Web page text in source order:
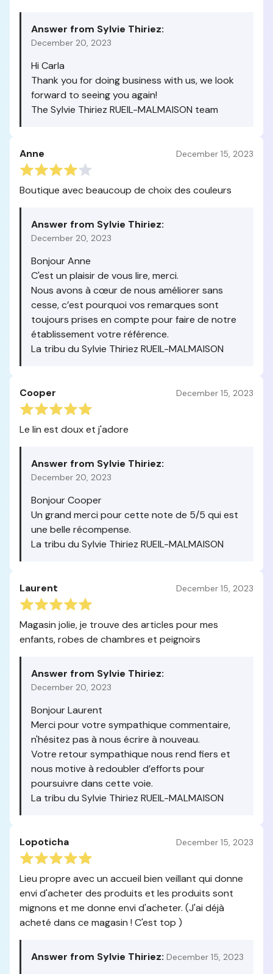
Answer from Sylvie Thiriez:
December 20, 2023
Hi Carla
Thank you for doing business with us, we look
forward to seeing you again!
The Sylvie Thiriez RUEIL-MALMAISON team
Anne December 15, 2023
Boutique avec beaucoup de choix des couleurs
Answer from Sylvie Thiriez:
December 20, 2023
Bonjour Anne
C'est un plaisir de vous lire, merci.
Nous avons à cœur de nous améliorer sans
cesse, c’est pourquoi vos remarques sont
toujours prises en compte pour faire de notre
établissement votre référence.
La tribu du Sylvie Thiriez RUEIL-MALMAISON
Cooper December 15, 2023
Le lin est doux et j'adore
Answer from Sylvie Thiriez:
December 20, 2023
Bonjour Cooper
Un grand merci pour cette note de 5/5 qui est
une belle récompense.
La tribu du Sylvie Thiriez RUEIL-MALMAISON
Laurent December 15, 2023
Magasin jolie, je trouve des articles pour mes
enfants, robes de chambres et peignoirs
Answer from Sylvie Thiriez:
December 20, 2023
Bonjour Laurent
Merci pour votre sympathique commentaire,
n'hésitez pas à nous écrire à nouveau.
Votre retour sympathique nous rend fiers et
nous motive à redoubler d’efforts pour
poursuivre dans cette voie.
La tribu du Sylvie Thiriez RUEIL-MALMAISON
Lopoticha December 15, 2023
Lieu propre avec un accueil bien veillant qui donne
envi d'acheter des produits et les produits sont
mignons et me donne envi d'acheter. (J'ai déjà
acheté dans ce magasin ! C'est top )
Answer from Sylvie Thiriez: December 15, 2023